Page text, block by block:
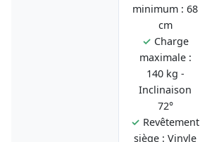
minimum : 68
cm
✓ Charge
maximale :
140 kg -
Inclinaison
72°
✓ Revêtement
siège : Vinyle